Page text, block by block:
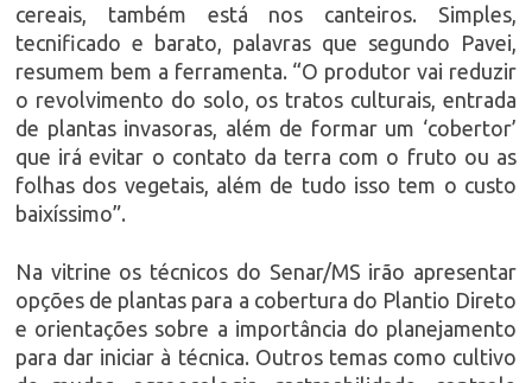
cereais, também está nos canteiros. Simples,
tecnificado e barato, palavras que segundo Pavei,
resumem bem a ferramenta. “O produtor vai reduzir
o revolvimento do solo, os tratos culturais, entrada
de plantas invasoras, além de formar um ‘cobertor’
que irá evitar o contato da terra com o fruto ou as
folhas dos vegetais, além de tudo isso tem o custo
baixíssimo”.
Na vitrine os técnicos do Senar/MS irão apresentar
opções de plantas para a cobertura do Plantio Direto
e orientações sobre a importância do planejamento
para dar iniciar à técnica. Outros temas como cultivo